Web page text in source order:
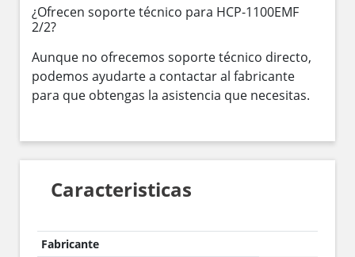
¿Ofrecen soporte técnico para HCP-1100EMF
2/2?
Aunque no ofrecemos soporte técnico directo,
podemos ayudarte a contactar al fabricante
para que obtengas la asistencia que necesitas.
Caracteristicas
Fabricante